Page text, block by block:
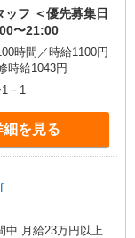
フ ＜優先募集日
〜21:00
時間／時給1100円
時給1043円
－1
細を見る